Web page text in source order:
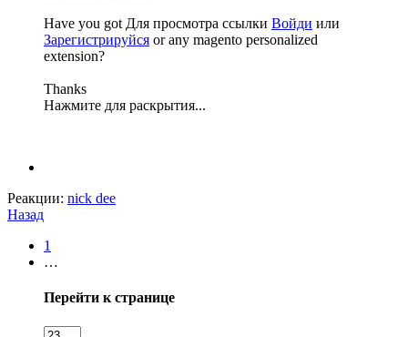
Have you got Для просмотра ссылки Войди или
Зарегистрируйся or any magento personalized
extension?
Thanks
Нажмите для раскрытия...
Реакции: nick dee
Назад
1
…
Перейти к странице